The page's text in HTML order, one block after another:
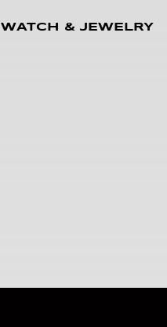
WATCH & JEWELRY